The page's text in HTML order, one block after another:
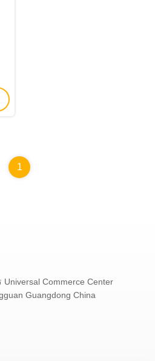
1
Universal Commerce Center
Guangdong China